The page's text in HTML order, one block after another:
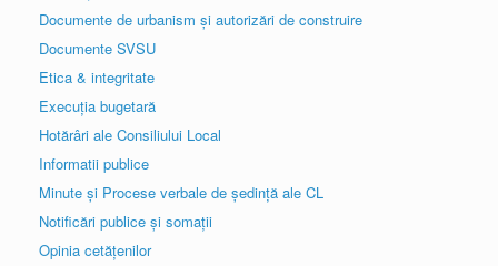
Documente de urbanism și autorizări de construire
Documente SVSU
Etica & integritate
Execuția bugetară
Hotărâri ale Consiliului Local
Informatii publice
Minute și Procese verbale de ședință ale CL
Notificări publice și somații
Opinia cetățenilor